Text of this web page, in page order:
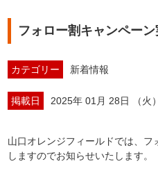
フォロー割キャンペー
カテゴリー 新着情報
掲載日 2025年 01月 28日 （火）
山口オレンジフィールドでは、フ
しますのでお知らせいたします。